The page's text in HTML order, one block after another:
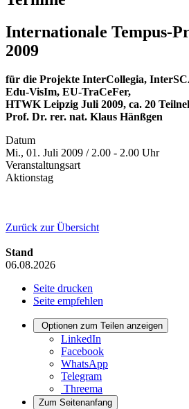
Internationale Tempus-
2009
für die Projekte InterCollegia,
Edu-VisIm, EU-TraCeFer,
HTWK Leipzig Juli 2009, ca. 20
Prof. Dr. rer. nat. Klaus Hänßgen
Datum
Mi., 01. Juli 2009 / 2.00 - 2.00 Uhr
Veranstaltungsart
Aktionstag
Zurück zur Übersicht
Stand
06.08.2026
Seite drucken
Seite empfehlen
Optionen zum Teilen anzeigen
LinkedIn
Facebook
WhatsApp
Telegram
Threema
Zum Seitenanfang